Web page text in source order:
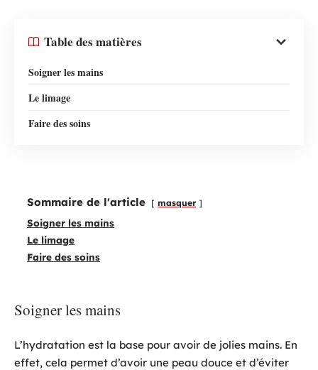
Table des matières
Soigner les mains
Le limage
Faire des soins
Sommaire de l'article masquer
Soigner les mains
Le limage
Faire des soins
Soigner les mains
L’hydratation est la base pour avoir de jolies mains. En
effet, cela permet d’avoir une peau douce et d’éviter